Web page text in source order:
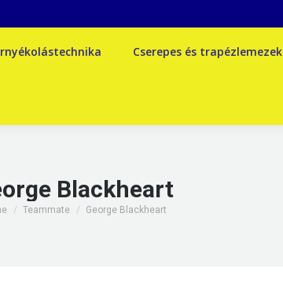
Cserepes és trapézlemezek
Blackheart
here:
Teammate George Blackheart